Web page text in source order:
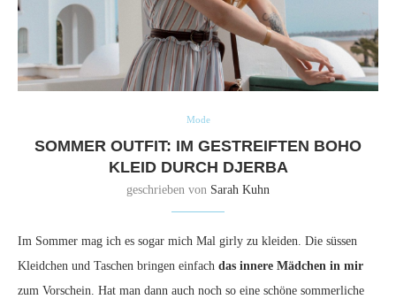
Mode
SOMMER OUTFIT: IM GESTREIFTEN BOHO
KLEID DURCH DJERBA
geschrieben von Sarah Kuhn
Im Sommer mag ich es sogar mich Mal girly zu kleiden. Die süssen
Kleidchen und Taschen bringen einfach das innere Mädchen in mir
zum Vorschein. Hat man dann auch noch so eine schöne sommerliche